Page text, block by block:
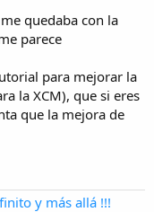
quedaba con la
parece
para mejorar la
la XCM), que si eres
que la mejora de
y más allá !!!